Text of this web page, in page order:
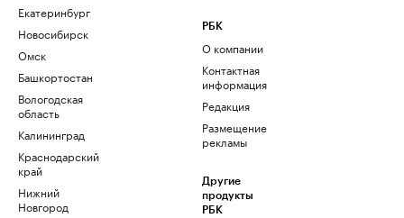
Екатеринбург
Новосибирск
Омск
Башкортостан
Вологодская
область
Калининград
Краснодарский
край
Нижний
Новгород
РБК
О компании
Контактная
информация
Редакция
Размещение
рекламы
Другие
продукты
РБК